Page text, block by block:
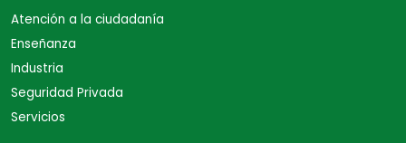
Atención a la ciudadanía
Enseñanza
Industria
Seguridad Privada
Servicios